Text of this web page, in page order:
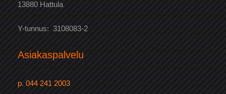
13880 Hattula
Y-tunnus: 3108083-2
Asiakaspalvelu
p. 044 241 2003